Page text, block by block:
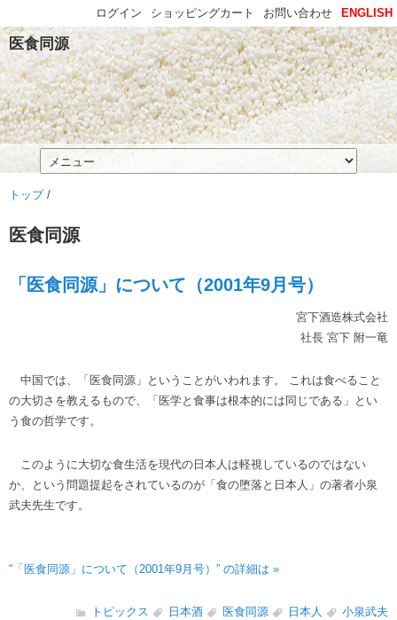
医食同源
トップ/
医食同源
「医食同源」について（2001年9月号）
宮下酒造株式会社
社長 宮下 附一竜
中国では、「医食同源」ということがいわれます。 これは食べること
の大切さを教えるもので、「医学と食事は根本的には同じである」とい
う食の哲学です。
このように大切な食生活を現代の日本人は軽視しているのではない
か、という問題提起をされているのが「食の堕落と日本人」の著者小泉
武夫先生です。
“「医食同源」について（2001年9月号）” の詳細は »
トピックス 日本酒 医食同源 日本人 小泉武夫
ENGLISH
お問い合わせ
ショッピングカート
ログイン